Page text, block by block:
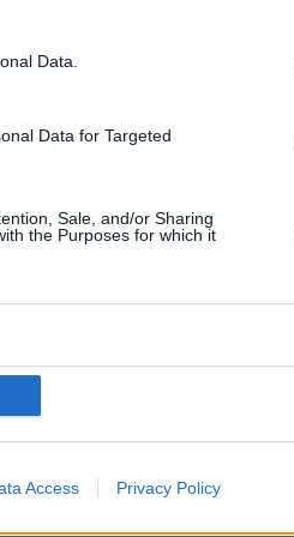
Data.
Data for Targeted
Sale, and/or Sharing
the Purposes for which it
Access Privacy Policy
Τρίτη, είχε αφήσει
τους γονείς της
Ανέφερε ακόμη πως
γιατί δεν θα πετύχει
σε αυτόν τον κόσμο»
και ένα
νοσηλευόταν στο ΚΑΤ,
πανελλήνιες.